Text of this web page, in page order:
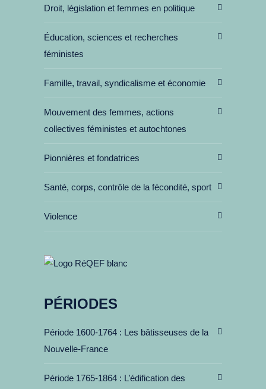
Droit, législation et femmes en politique
Éducation, sciences et recherches
féministes
Famille, travail, syndicalisme et économie
Mouvement des femmes, actions
collectives féministes et autochtones
Pionnières et fondatrices
Santé, corps, contrôle de la fécondité, sport
Violence
PÉRIODES
Période 1600-1764
Les bâtisseuses de la
Nouvelle-France
Période 1765-1864
L’édification des